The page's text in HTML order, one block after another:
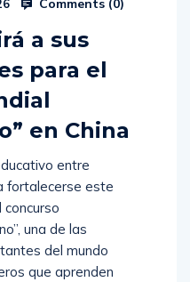
Comments (0)
a sus
para el
en China
entre
fortalecerse este
concurso
una de las
del mundo
que aprenden